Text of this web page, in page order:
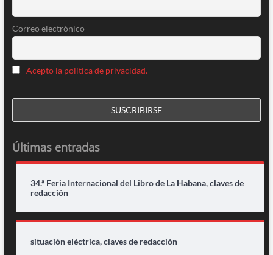
Correo electrónico
Acepto la política de privacidad.
Últimas entradas
34.ª Feria Internacional del Libro de La Habana, claves de
redacción
situación eléctrica, claves de redacción